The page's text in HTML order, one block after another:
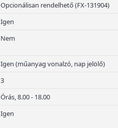
Opcionálisan rendelhető (FX-131904)
Igen
Nem
Igen (műanyag vonalzó, nap jelölő)
3
Órás, 8.00 - 18.00
Igen